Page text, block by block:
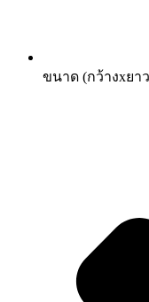
ขนาด (กว้างxยาว